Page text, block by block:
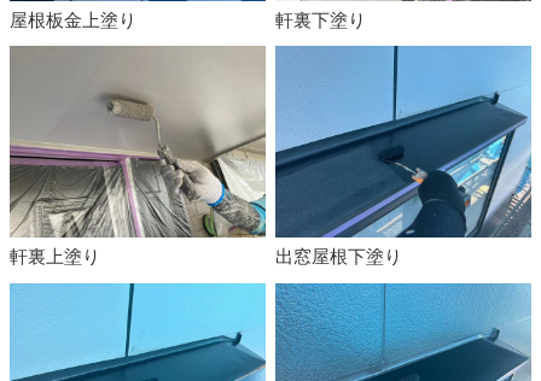
屋根板金上塗り 軒裏下塗り
軒裏上塗り 出窓屋根下塗り